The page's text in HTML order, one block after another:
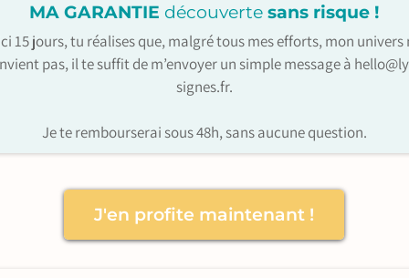
MA GARANTIE découverte sans risque !
15 jours, tu réalises que, malgré tous mes efforts, mon univers
pas, il te suffit de m’envoyer un simple message à
signes.fr.
Je te rembourserai sous 48h, sans aucune question.
J'en profite maintenant !